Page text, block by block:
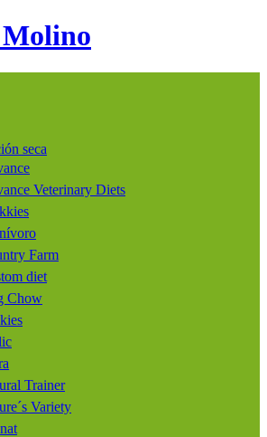
Molino
seca
Veterinary Diets
Farm
diet
Chow
Trainer
Variety